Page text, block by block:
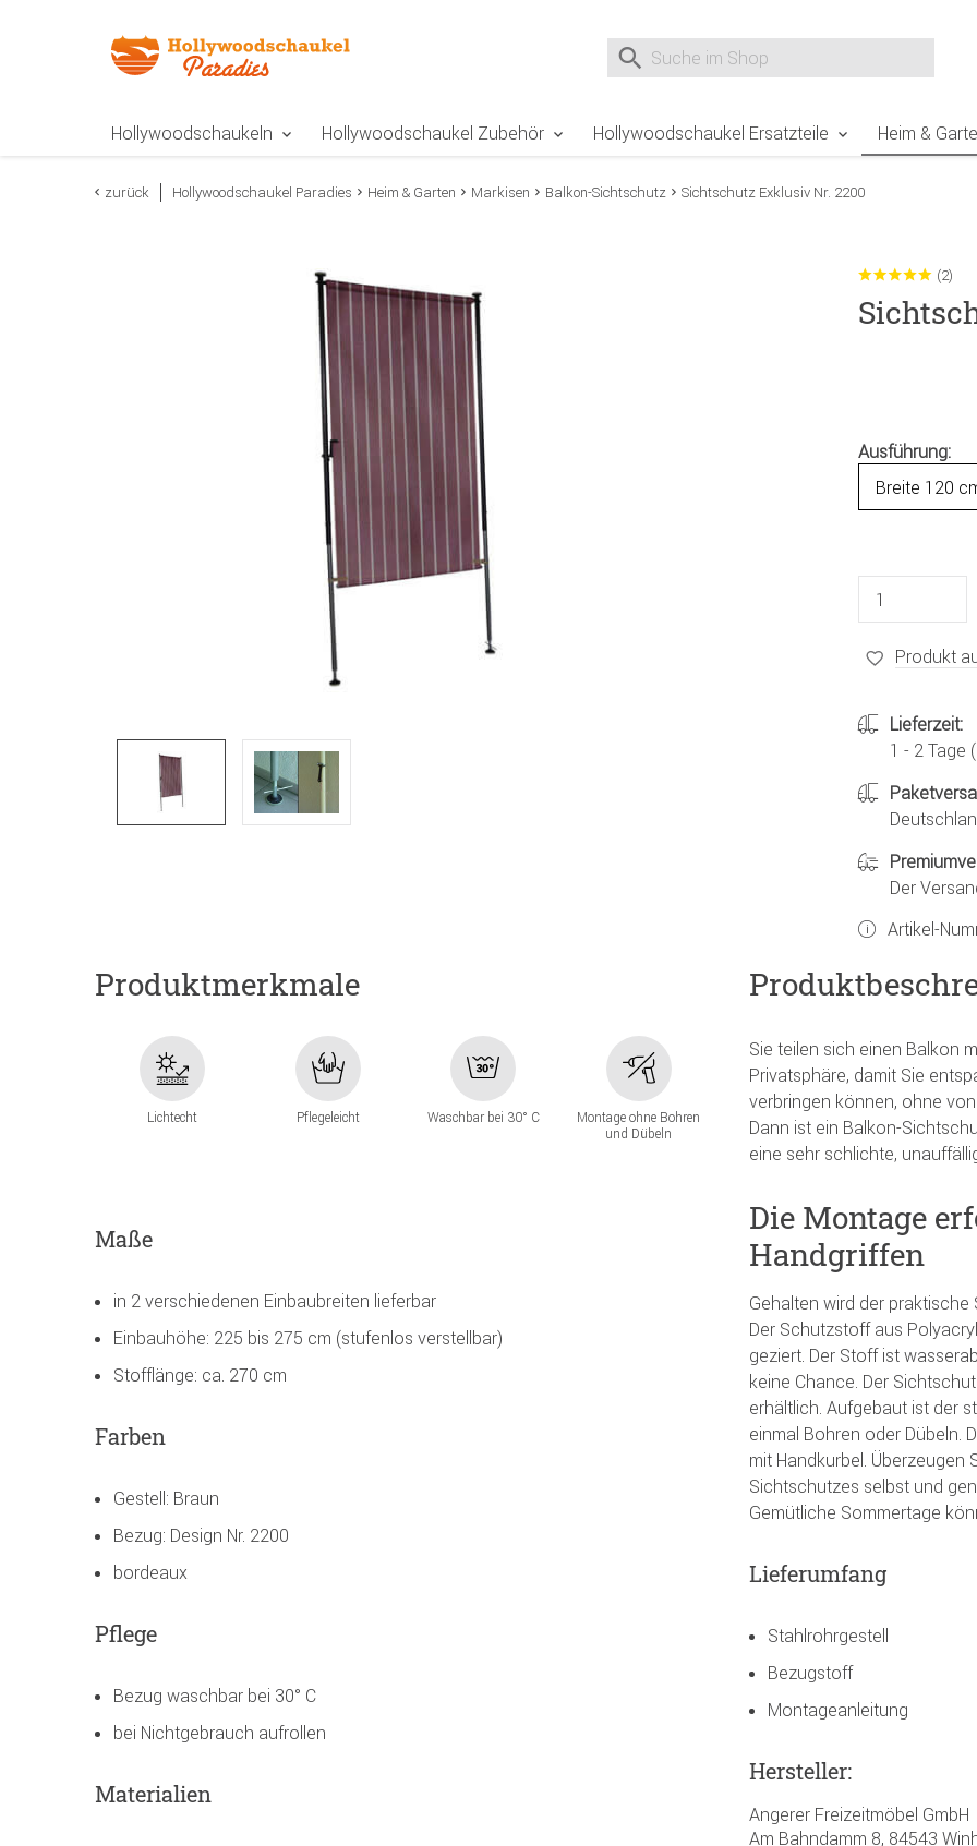
Suche nach
Hollywoodschaukeln Hollywoodschaukel Zubehör Hollywoodschaukel Ersatzteile Heim &
zurück Hollywoodschaukel Paradies Heim & Garten Markisen Balkon-Sichtschutz Sichtschutz Exklusiv Nr. 2200
(2)
Ausführung:
Produkt
Lieferzeit:
1 - 2 Tage
Der
Artikel-
Produktmerkmale
Lichtecht Pflegeleicht Waschbar bei 30° C
Montage ohne Bohren
und Dübeln
Maße
in 2 verschiedenen Einbaubreiten lieferbar
Einbauhöhe: 225 bis 275 cm (stufenlos verstellbar)
Stofflänge: ca. 270 cm
Farben
Gestell: Braun
Bezug: Design Nr. 2200
bordeaux
Pflege
Bezug waschbar bei 30° C
bei Nichtgebrauch aufrollen
Materialien
Sie teilen sich einen Balkon
Privatsphäre, damit Sie
verbringen können, ohne
Dann ist ein Balkon-
eine sehr schlichte,
Die Montage
Handgriffen
Gehalten wird der
Der Schutzstoff aus
geziert. Der Stoff ist
keine Chance. Der
erhältlich. Aufgebaut ist der
einmal Bohren oder Dübeln.
mit Handkurbel. Überzeugen
Sichtschutzes selbst und
Gemütliche Sommertage
Lieferumfang
Stahlrohrgestell
Bezugstoff
Montageanleitung
Hersteller:
Angerer Freizeitmöbel GmbH
Am Bahndamm 8, 84543